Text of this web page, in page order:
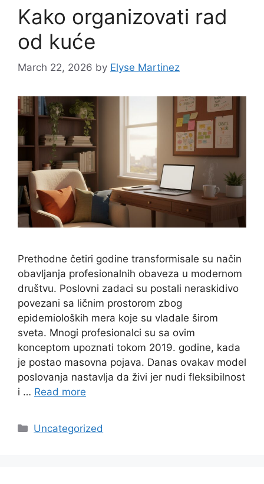
Kako organizovati rad
od kuće
March 22, 2026 by Elyse Martinez
Prethodne četiri godine transformisale su način
obavljanja profesionalnih obaveza u modernom
društvu. Poslovni zadaci su postali neraskidivo
povezani sa ličnim prostorom zbog
epidemioloških mera koje su vladale širom
sveta. Mnogi profesionalci su sa ovim
konceptom upoznati tokom 2019. godine, kada
je postao masovna pojava. Danas ovakav model
poslovanja nastavlja da živi jer nudi fleksibilnost
i … Read more
Categories
Uncategorized